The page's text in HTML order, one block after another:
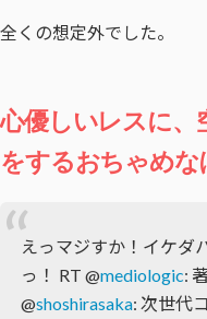
全くの想定外でした。
心優しいレスに、
をするおちゃめな
えっマジすか！イケダ
っ！ RT @mediologic:
@shoshirasaka: 次世代